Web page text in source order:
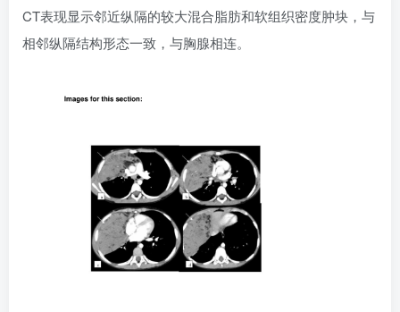
CT表现显示邻近纵隔的较大混合脂肪和软组织密度肿块，与
相邻纵隔结构形态一致，与胸腺相连。